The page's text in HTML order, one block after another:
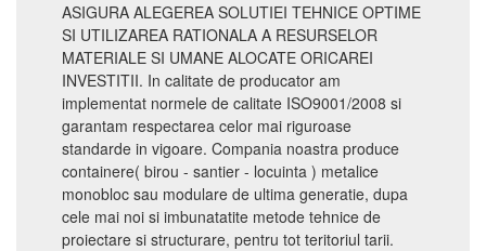
ASIGURA ALEGEREA SOLUTIEI TEHNICE OPTIME
SI UTILIZAREA RATIONALA A RESURSELOR
MATERIALE SI UMANE ALOCATE ORICAREI
INVESTITII. In calitate de producator am
implementat normele de calitate ISO9001/2008 si
garantam respectarea celor mai riguroase
standarde in vigoare. Compania noastra produce
containere( birou - santier - locuinta ) metalice
monobloc sau modulare de ultima generatie, dupa
cele mai noi si imbunatatite metode tehnice de
proiectare si structurare, pentru tot teritoriul tarii.